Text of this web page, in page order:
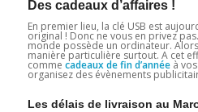
Des cadeaux d’affaires !
En premier lieu, la clé USB est
original ! Donc ne vous en privez
monde possède un ordinateur.
manière particulière surtout. A cet
comme cadeaux de fin d’annéeà vos
organisez des évènements
Les délais de livraison au